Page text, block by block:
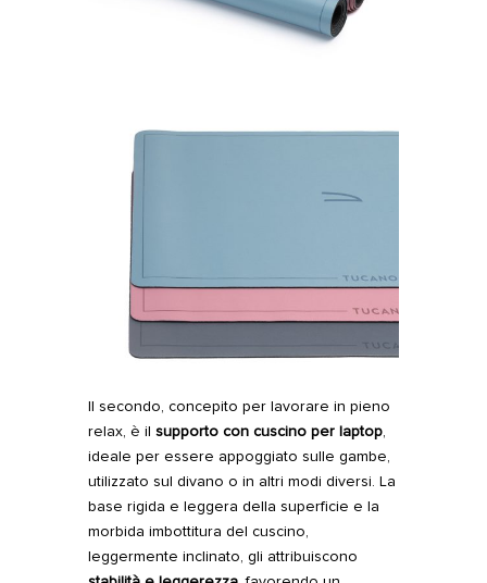
Il secondo, concepito per lavorare in pieno
relax, è il supporto con cuscino per laptop,
ideale per essere appoggiato sulle gambe,
utilizzato sul divano o in altri modi diversi. La
base rigida e leggera della superficie e la
morbida imbottitura del cuscino,
leggermente inclinato, gli attribuiscono